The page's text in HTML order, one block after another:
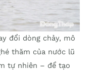
đổi dòng chảy, mô
thăm của nước lũ
tự nhiên – để tạo